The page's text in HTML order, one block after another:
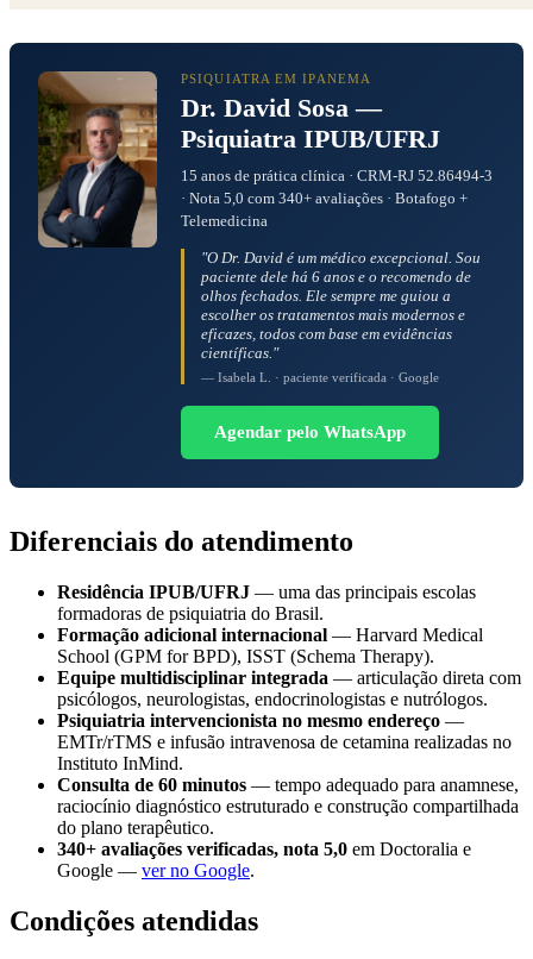
PSIQUIATRA EM IPANEMA
Dr. David Sosa —
Psiquiatra IPUB/UFRJ
15 anos de prática clínica · CRM-RJ 52.86494-3
· Nota 5,0 com 340+ avaliações · Botafogo +
Telemedicina
"O Dr. David é um médico excepcional. Sou
paciente dele há 6 anos e o recomendo de
olhos fechados. Ele sempre me guiou a
escolher os tratamentos mais modernos e
eficazes, todos com base em evidências
científicas."
— Isabela L. · paciente verificada · Google
Agendar pelo WhatsApp
Diferenciais do atendimento
Residência IPUB/UFRJ — uma das principais escolas
formadoras de psiquiatria do Brasil.
Formação adicional internacional — Harvard Medical
School (GPM for BPD), ISST (Schema Therapy).
Equipe multidisciplinar integrada — articulação direta com
psicólogos, neurologistas, endocrinologistas e nutrólogos.
Psiquiatria intervencionista no mesmo endereço —
EMTr/rTMS e infusão intravenosa de cetamina realizadas no
Instituto InMind.
Consulta de 60 minutos — tempo adequado para anamnese,
raciocínio diagnóstico estruturado e construção compartilhada
do plano terapêutico.
340+ avaliações verificadas, nota 5,0 em Doctoralia e
Google — ver no Google.
Condições atendidas